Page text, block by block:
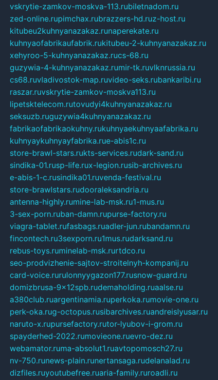
vskrytie-zamkov-moskva-113.rubiletnadom.ru
zed-online.rupimchax.rubrazzers-hd.ruz-host.ru
kitubeu2kuhnyanazakaz.runaperekate.ru
kuhnyaofabrikaufabrik.rukitubeu-2-kuhnyanazakaz.ru
xehyroo-5-kuhnyanazakaz.rucs-68.ru
guzywia-4-kuhnyanazakaz.rumir-tk.ruvlknrussia.ru
cs68.ruvladivostok-map.ruvideo-seks.rubankaribi.ru
raszar.ruvskrytie-zamkov-moskva113.ru
lipetsktelecom.rutovudyi4kuhnyanazakaz.ru
seksuzb.ruguzywia4kuhnyanazakaz.ru
fabrikaofabrikaokuhny.rukuhnyaekuhnyaafabrika.ru
kuhnyaykuhnyayfabrika.rue-abis1c.ru
store-brawl-stars.rukts-services.rudark-sand.ru
sindika-01.rusp-life.rux-legion.rusib-archives.ru
e-abis-1-c.rusindika01.ruvenda-festival.ru
store-brawlstars.rudooraleksandria.ru
antenna-highly.rumine-lab-msk.ru1-mus.ru
3-sex-porn.ruban-damn.rupurse-factory.ru
viagra-tablet.rufasbags.ruadler-jun.rubandamn.ru
fincontech.ru3sexporn.ru1mus.rudarksand.ru
rebus-toys.ruminelab-msk.rurtdco.ru
seo-prodvizhenie-sajtov-stroitelnyh-kompanij.ru
card-voice.rurulonnyygazon177.rusnow-guard.ru
domizbrusa-9x12spb.rudemaholding.ruaalse.ru
a380club.ruargentinamia.ruperkoka.rumovie-one.ru
perk-oka.rug-octopus.rusibarchives.ruandreislyusar.ru
naruto-x.rupursefactory.rutor-lyubov-i-grom.ru
spayderhed-2022.rumovieone.ruevro-dez.ru
webamator.ruma-absolut1.ruavtopomosch27.ru
nv-750.runews-plain.runertansaga.rudelanalad.ru
dizfiles.ruyoutubefree.ruaria-family.ruroadli.ru